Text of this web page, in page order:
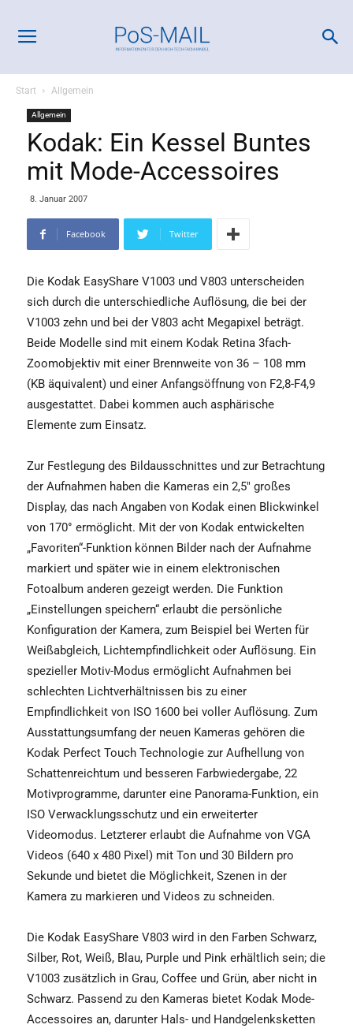
Start Allgemein
Allgemein
Kodak: Ein Kessel Buntes
mit Mode-Accessoires
8. Januar 2007
Facebook Twitter
Die Kodak EasyShare V1003 und V803 unterscheiden
sich durch die unterschiedliche Auflösung, die bei der
V1003 zehn und bei der V803 acht Megapixel beträgt.
Beide Modelle sind mit einem Kodak Retina 3fach-
Zoomobjektiv mit einer Brennweite von 36 – 108 mm
(KB äquivalent) und einer Anfangsöffnung von F2,8-F4,9
ausgestattet. Dabei kommen auch asphärische
Elemente zum Einsatz.
Zur Festlegung des Bildausschnittes und zur Betrachtung
der Aufnahmen haben die Kameras ein 2,5" großes
Display, das nach Angaben von Kodak einen Blickwinkel
von 170° ermöglicht. Mit der von Kodak entwickelten
„Favoriten“-Funktion können Bilder nach der Aufnahme
markiert und später wie in einem elektronischen
Fotoalbum anderen gezeigt werden. Die Funktion
„Einstellungen speichern“ erlaubt die persönliche
Konfiguration der Kamera, zum Beispiel bei Werten für
Weißabgleich, Lichtempfindlichkeit oder Auflösung. Ein
spezieller Motiv-Modus ermöglicht Aufnahmen bei
schlechten Lichtverhältnissen bis zu einer
Empfindlichkeit von ISO 1600 bei voller Auflösung. Zum
Ausstattungsumfang der neuen Kameras gehören die
Kodak Perfect Touch Technologie zur Aufhellung von
Schattenreichtum und besseren Farbwiedergabe, 22
Motivprogramme, darunter eine Panorama-Funktion, ein
ISO Verwacklungsschutz und ein erweiterter
Videomodus. Letzterer erlaubt die Aufnahme von VGA
Videos (640 x 480 Pixel) mit Ton und 30 Bildern pro
Sekunde und bietet die Möglichkeit, Szenen in der
Kamera zu markieren und Videos zu schneiden.
Die Kodak EasyShare V803 wird in den Farben Schwarz,
Silber, Rot, Weiß, Blau, Purple und Pink erhältlich sein; die
V1003 zusätzlich in Grau, Coffee und Grün, aber nicht in
Schwarz. Passend zu den Kameras bietet Kodak Mode-
Accessoires an, darunter Hals- und Handgelenksketten